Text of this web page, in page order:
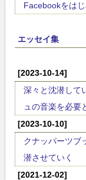
Facebookをはじ
エッセイ集
[2023-10-14]
深々と沈潜して
ュの音楽を必要
[2023-10-10]
クナッパーツブ
潜させていく
[2021-12-02]